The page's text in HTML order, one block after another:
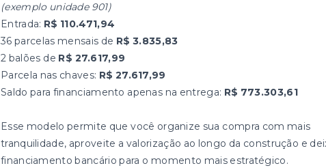
(exemplo unidade 901)
Entrada: R$ 110.471,94
36 parcelas mensais de R$ 3.835,83
2 balões de R$ 27.617,99
Parcela nas chaves: R$ 27.617,99
Saldo para financiamento apenas na entrega: R$ 773.303,61
Esse modelo permite que você organize sua compra com mais
tranquilidade, aproveite a valorização ao longo da construção e
financiamento bancário para o momento mais estratégico.